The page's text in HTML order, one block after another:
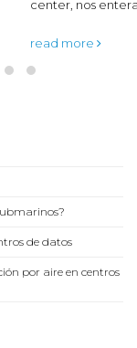
de datos
por aire en centros